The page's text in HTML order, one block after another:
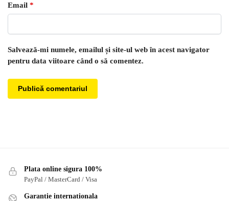
Email *
Salvează-mi numele, emailul și site-ul web în acest navigator
pentru data viitoare când o să comentez.
Plata online sigura 100%
PayPal / MasterCard / Visa
Garantie internationala